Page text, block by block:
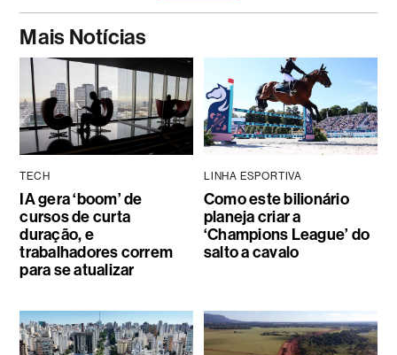
Mais Notícias
TECH
IA gera ‘boom’ de
cursos de curta
duração, e
trabalhadores correm
para se atualizar
LINHA ESPORTIVA
Como este bilionário
planeja criar a
‘Champions League’ do
salto a cavalo